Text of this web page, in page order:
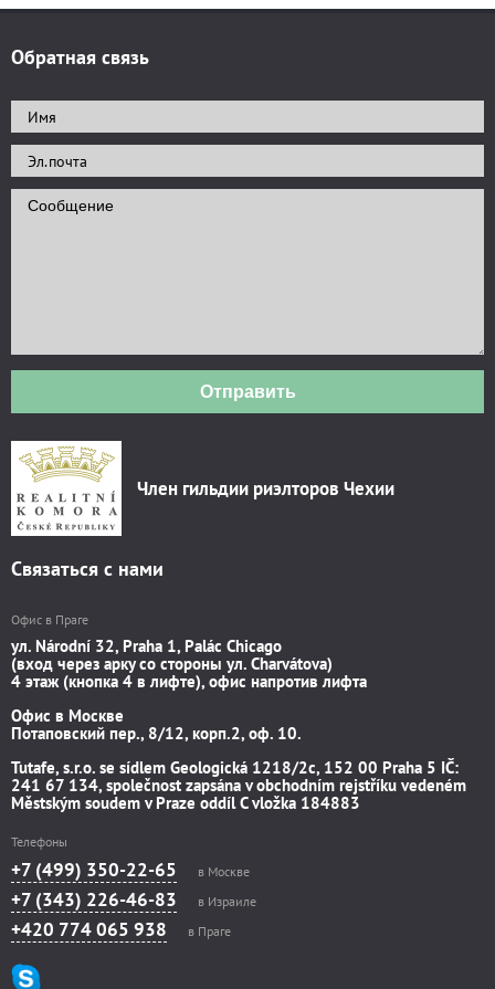
Обратная связь
Отправить
Член гильдии риэлторов Чехии
Связаться с нами
Офис в Праге
ул. Národní 32, Praha 1, Palác Chicago
(вход через арку со стороны ул. Charvátova)
4 этаж (кнопка 4 в лифте), офис напротив лифта
Офис в Москве
Потаповский пер., 8/12, корп.2, оф. 10.
Tutafe, s.r.o. se sídlem Geologická 1218/2c, 152 00 Praha 5 IČ:
241 67 134, společnost zapsána v obchodním rejstříku vedeném
Městským soudem v Praze oddíl C vložka 184883
Телефоны
+7 (499) 350-22-65 в Москве
+7 (343) 226-46-83 в Израиле
+420 774 065 938 в Праге